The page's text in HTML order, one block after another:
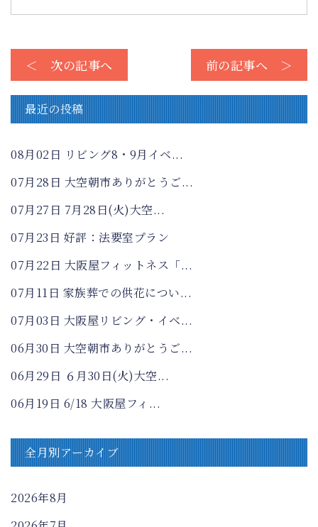
＜ 次の記事へ 前の記事へ ＞
最近の投稿
08月02日 リビング8・9月イベ...
07月28日 大空朝市ありがとうご...
07月27日 7月28日(火)大空...
07月23日 好評：法要室プラン
07月22日 大阪屋フィットネス「...
07月11日 家族葬での供花につい...
07月03日 大阪屋リビング・イベ...
06月30日 大空朝市ありがとうご...
06月29日 ６月30日(火)大空...
06月19日 6/18 大阪屋フィ...
全月別アーカイブ
2026年8月